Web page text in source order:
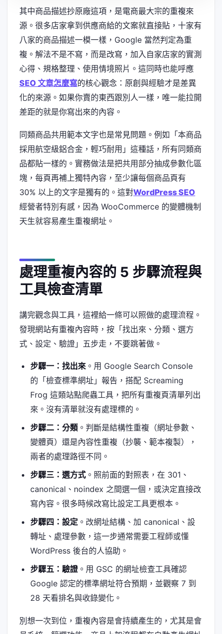
其中商品描述抄原廠這項，是電商最大宗的重複來
源。很多店家拿到供應商給的文案就直接貼，十家有
八家的商品描述一模一樣，Google 當然判定為重
複。解法不是不寫，而是改寫，加入自家店家的實測
心得、規格整理、使用情境照片。這同時也能呼應
SEO 文章怎麼寫的核心觀念：原創與經驗才是差異
化的來源。如果你賣的東西跟別人一樣，唯一能拉開
差距的就是你寫出來的內容。
同類商品共用範本文字也是常見問題。例如「本商品
採用航空級鋁合金，輕巧耐用」這種話，所有同類商
品都貼一樣的。實務做法是把共用部分抽成參數化區
塊，每頁再補上獨特內容，至少讓每個商品頁有
30% 以上的文字是獨有的。這對WordPress SEO
經營者特別有感，因為 WooCommerce 的變體機制
天生就容易產生重複網址。
處理重複內容的 5 步驟流程與
工具檢查清單
講完觀念與工具，這裡給一條可以照做的處理流程。
發現網站有重複內容時，按「找出來、分類、選方
式、設定、驗證」五步走，不要跳著做。
步驟一：找出來。用 Google Search Console
的「檢查標準網址」報告，搭配 Screaming
Frog 這類站點爬蟲工具，把所有重複頁清單列出
來。沒有清單就沒有處理標的。
步驟二：分類。判斷是結構性重複（網址參數、
變體頁）還是內容性重複（抄襲、範本複製），
兩者的處理路徑不同。
步驟三：選方式。照前面的對照表，在 301、
canonical、noindex 之間選一個，或決定直接改
寫內容。很多時候改寫比設定工具更根本。
步驟四：設定。改網址結構、加 canonical、設
轉址、處理參數，這一步通常需要工程師或懂
WordPress 後台的人協助。
步驟五：驗證。用 GSC 的網址檢查工具確認
Google 認定的標準網址符合預期，並觀察 7 到
28 天看排名與收錄變化。
別想一次到位，重複內容是會持續產生的，尤其是會